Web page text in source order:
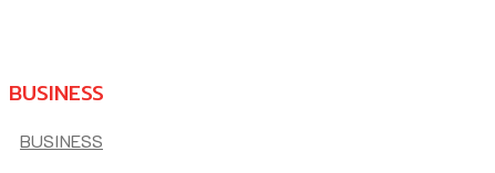
BUSINESS
BUSINESS